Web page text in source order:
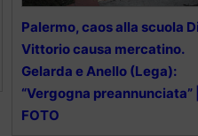
Palermo, caos alla scuola Di
Vittorio causa mercatino.
Gelarda e Anello (Lega):
“Vergogna preannunciata” |
FOTO